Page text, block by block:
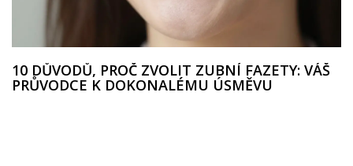
10 DŮVODŮ, PROČ ZVOLIT ZUBNÍ FAZETY: VÁŠ
PRŮVODCE K DOKONALÉMU ÚSMĚVU